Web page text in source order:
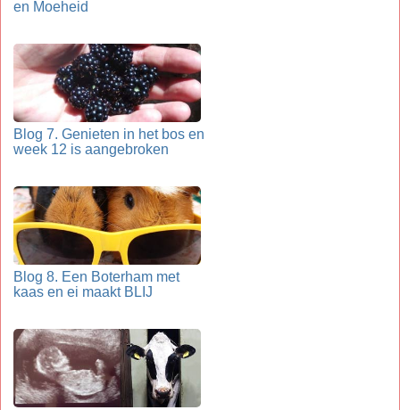
en Moeheid
Blog 7. Genieten in het bos en
week 12 is aangebroken
Blog 8. Een Boterham met
kaas en ei maakt BLIJ